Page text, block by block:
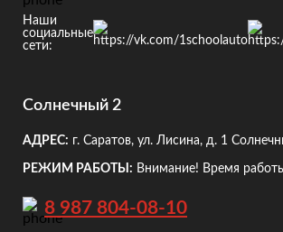
Наши
социальные
сети:
Солнечный 2
АДРЕС: г. Саратов, ул. Лисина, д. 1
РЕЖИМ РАБОТЫ: Внимание! Время
8 987 804-08-10